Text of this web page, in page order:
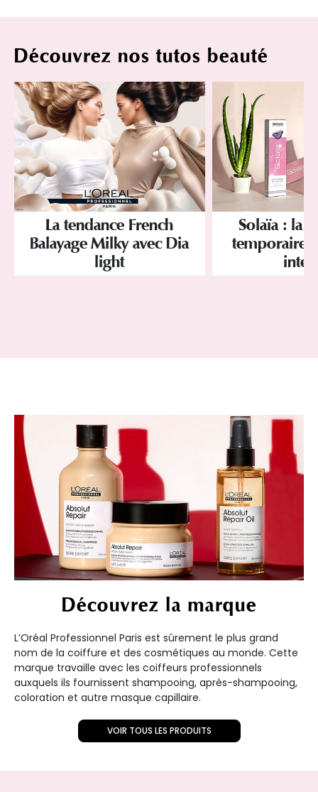
Découvrez nos tutos beauté
La tendance French
Balayage Milky avec Dia
light
Solaïa : la
temporaire
Découvrez la marque
L’Oréal Professionnel Paris est sûrement le plus grand
nom de la coiffure et des cosmétiques au monde. Cette
marque travaille avec les coiffeurs professionnels
auxquels ils fournissent shampooing, après-shampooing,
coloration et autre masque capillaire.
VOIR TOUS LES PRODUITS